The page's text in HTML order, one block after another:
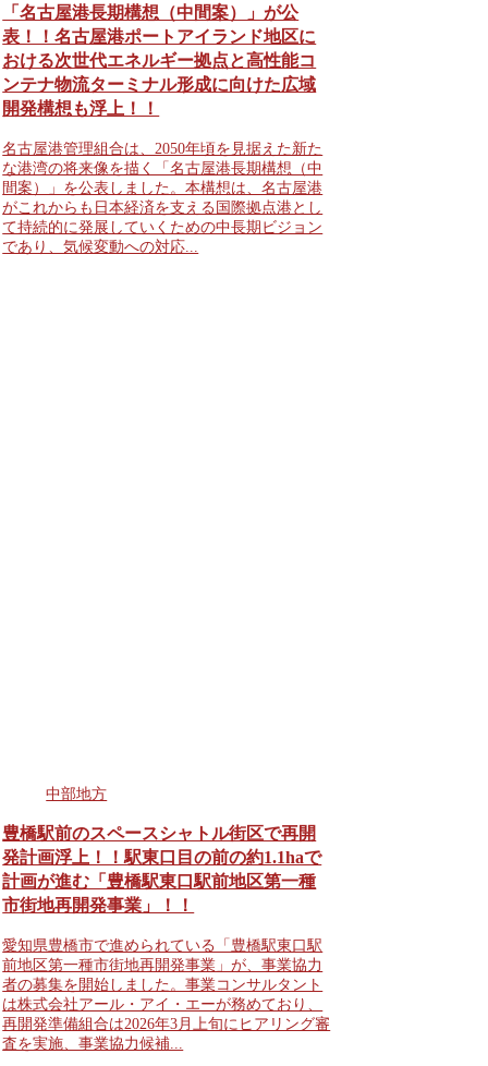
「名古屋港長期構想（中間案）」が公
表！！名古屋港ポートアイランド地区に
おける次世代エネルギー拠点と高性能コ
ンテナ物流ターミナル形成に向けた広域
開発構想も浮上！！
名古屋港管理組合は、2050年頃を見据えた新た
な港湾の将来像を描く「名古屋港長期構想（中
間案）」を公表しました。本構想は、名古屋港
がこれからも日本経済を支える国際拠点港とし
て持続的に発展していくための中長期ビジョン
であり、気候変動への対応...
中部地方
豊橋駅前のスペースシャトル街区で再開
発計画浮上！！駅東口目の前の約1.1haで
計画が進む「豊橋駅東口駅前地区第一種
市街地再開発事業」！！
愛知県豊橋市で進められている「豊橋駅東口駅
前地区第一種市街地再開発事業」が、事業協力
者の募集を開始しました。事業コンサルタント
は株式会社アール・アイ・エーが務めており、
再開発準備組合は2026年3月上旬にヒアリング審
査を実施、事業協力候補...